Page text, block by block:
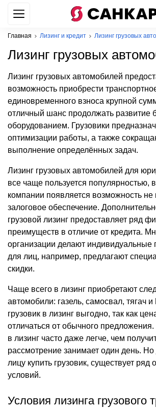
Главная Лизинг и кредит Лизинг грузовых
Лизинг грузовых
Лизинг грузовых автомобилей
возможность приобрести
единовременного взноса крупной
отличный шанс продолжать развитие
оборудованием. Грузовики
оптимизации работы, а также
выполнение определённых задач.
Лизинг грузовых автомобилей для
все чаще пользуется популярностью,
компании появляется возможность не
залоговое обеспечение.
грузовой лизинг предоставляет ряд
преимуществ в отличие от кредита.
организации делают индивидуальные
для лиц, например, предлагают
скидки.
Чаще всего в лизинг приобретают
автомобили: газель, самосвал, тягач и
грузовик в лизинг выгодно, так как
отличаться от обычного предложения.
в лизинг часто даже легче, чем
рассмотрение занимает один день. Но
лицу купить грузовик, существует ряд
условий.
Условия лизинга грузового
WhatsApp